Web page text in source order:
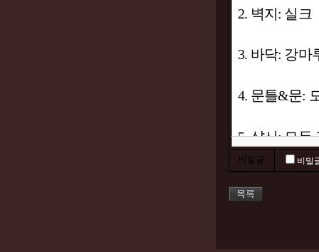
비밀글 비밀